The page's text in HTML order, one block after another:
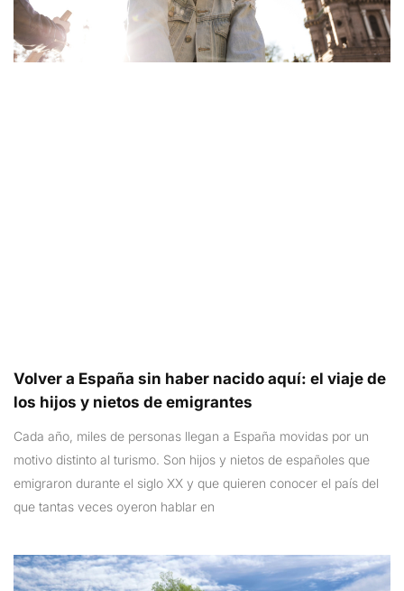
Volver a España sin haber nacido aquí: el viaje de
los hijos y nietos de emigrantes
Cada año, miles de personas llegan a España movidas por un
motivo distinto al turismo. Son hijos y nietos de españoles que
emigraron durante el siglo XX y que quieren conocer el país del
que tantas veces oyeron hablar en